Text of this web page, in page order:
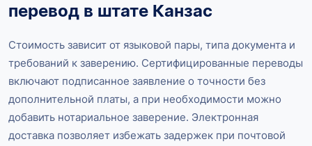
перевод в штате Канзас
Стоимость зависит от языковой пары, типа документа и
требований к заверению. Сертифицированные переводы
включают подписанное заявление о точности без
дополнительной платы, а при необходимости можно
добавить нотариальное заверение. Электронная
доставка позволяет избежать задержек при почтовой